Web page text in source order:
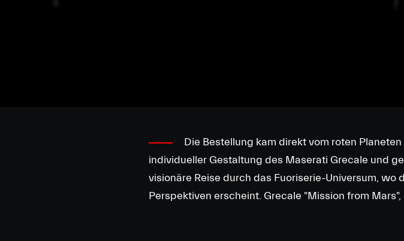
Die Bestellung kam direkt vom roten
individueller Gestaltung des Maserati Grecale und
visionäre Reise durch das Fuoriserie-Universum, wo
Perspektiven erscheint. Grecale "Mission from